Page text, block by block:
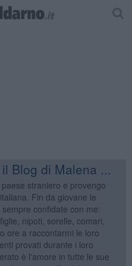
Blog di Malena ...
straniero e provengo
Fin da giovane le
confidate con me:
nipoti, sorelle, comari,
ore a raccontarmi le loro
provati durante i loro
è l'amore in tutte le sue